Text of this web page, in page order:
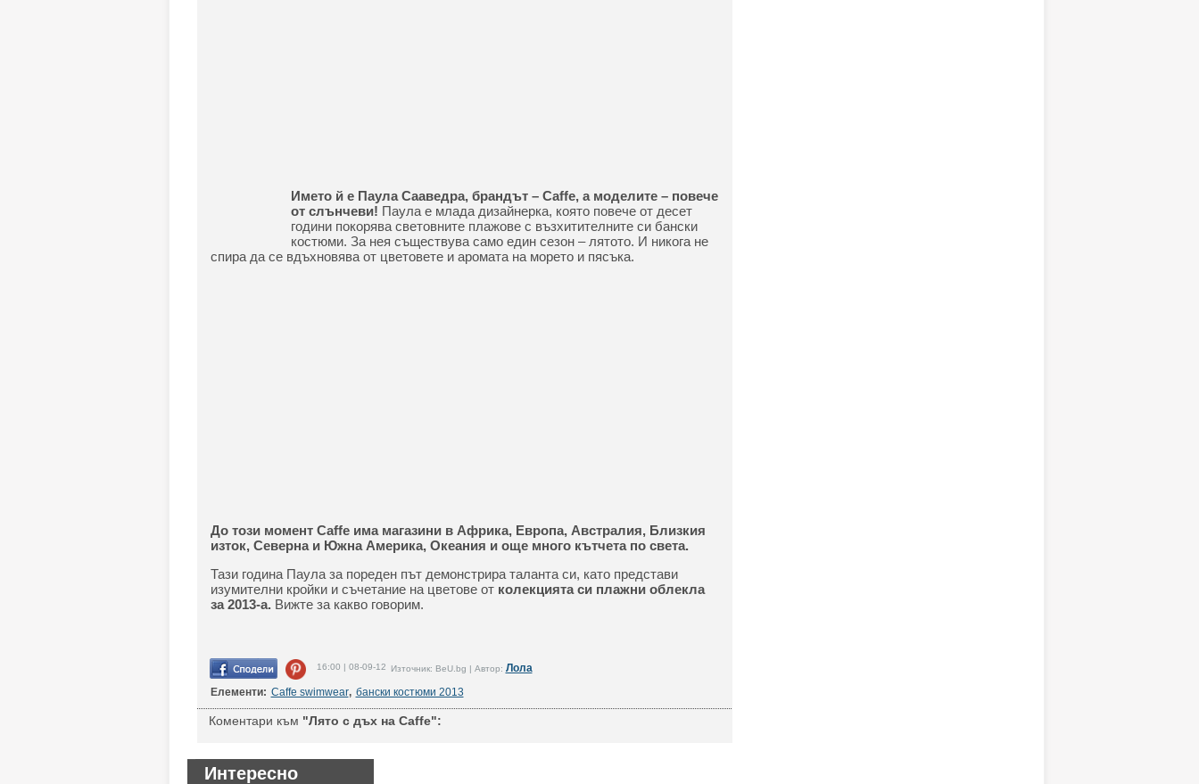
Името й е Паула Сааведра, брандът – Caffe, а моделите – повече
от слънчеви! Паула е млада дизайнерка, която повече от десет
години покорява световните плажове с възхитителните си бански
костюми. За нея съществува само един сезон – лятото. И никога не
спира да се вдъхновява от цветовете и аромата на морето и пясъка.
До този момент Caffe има магазини в Африка, Европа, Австралия, Близкия
изток, Северна и Южна Америка, Океания и още много кътчета по света.
Тази година Паула за пореден път демонстрира таланта си, като представи
изумителни кройки и съчетание на цветове от колекцията си плажни облекла
за 2013-а.Вижте за какво говорим.
16:00 | 08-09-12 Източник: BeU.bg | Автор: Лола
Елементи: Caffe swimwear, бански костюми 2013
Коментари към "Лято с дъх на Caffe":
Интересно